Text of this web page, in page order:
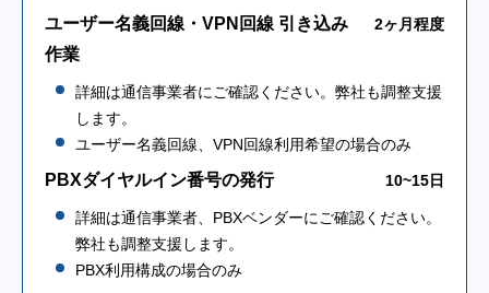
ユーザー名義回線・VPN回線 引き込み
作業
2ヶ月程度
詳細は通信事業者にご確認ください。弊社も調整支援
します。
ユーザー名義回線、VPN回線利用希望の場合のみ
PBXダイヤルイン番号の発行 10~15日
詳細は通信事業者、PBXベンダーにご確認ください。
弊社も調整支援します。
PBX利用構成の場合のみ